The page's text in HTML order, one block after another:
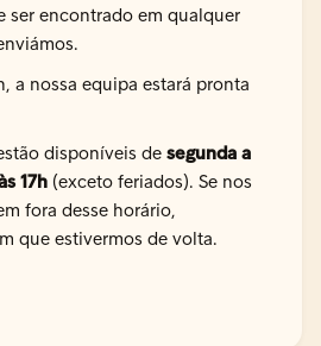
ser encontrado em qualquer
a nossa equipa estará pronta
disponíveis de segunda a
17h (exceto feriados). Se nos
fora desse horário,
que estivermos de volta.